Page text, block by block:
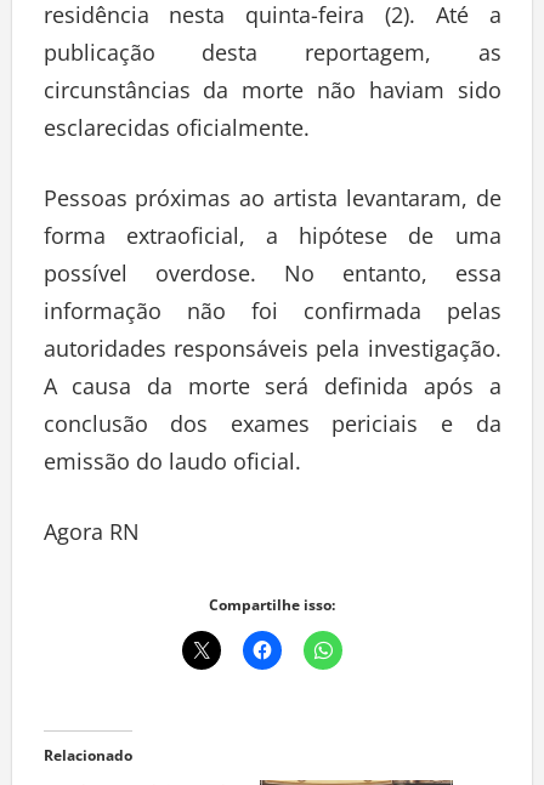
residência nesta quinta-feira (2). Até a
publicação desta reportagem, as
circunstâncias da morte não haviam sido
esclarecidas oficialmente.
Pessoas próximas ao artista levantaram, de
forma extraoficial, a hipótese de uma
possível overdose. No entanto, essa
informação não foi confirmada pelas
autoridades responsáveis pela investigação.
A causa da morte será definida após a
conclusão dos exames periciais e da
emissão do laudo oficial.
Agora RN
Compartilhe isso:
Relacionado